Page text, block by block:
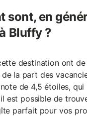
sont, en
Bluffy ?
destination ont de
la part des
de 4,5 étoiles, qui
est possible de
parfait pour vos